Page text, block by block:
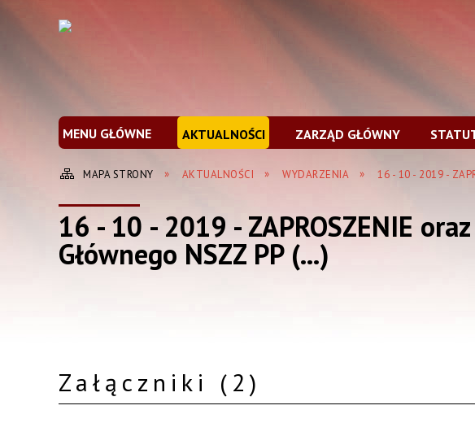
MENU GŁÓWNE AKTUALNOŚCI ZARZĄD GŁÓWNY
MAPA STRONY AKTUALNOŚCI WYDARZENIA 16 - 10 - 2019 -
16 - 10 - 2019 - ZAPROSZENIE
Głównego NSZZ PP (...)
Załączniki (2)